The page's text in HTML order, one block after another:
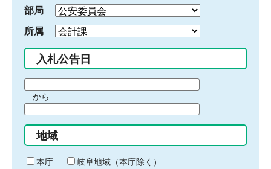
部局
所属
入札公告日
間
始
り
から
間
終
わ
地域
本庁
岐阜地域（本庁除く）